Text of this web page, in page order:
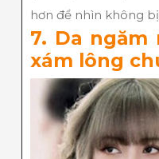
hơn để nhìn không bị
7. Da ngăm
xám lông